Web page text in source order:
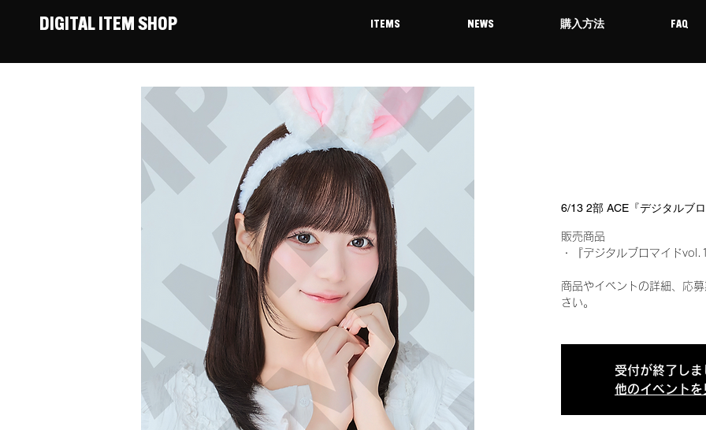
DIGITAL ITEM SHOP ITEMS NEWS 購入方法 FAQ
6/13 2部 ACE『デジタルブ
販売商品
・『デジタルブロマイド
商品やイベントの詳細、応
さい。
受付が終了しま
他のイベントを